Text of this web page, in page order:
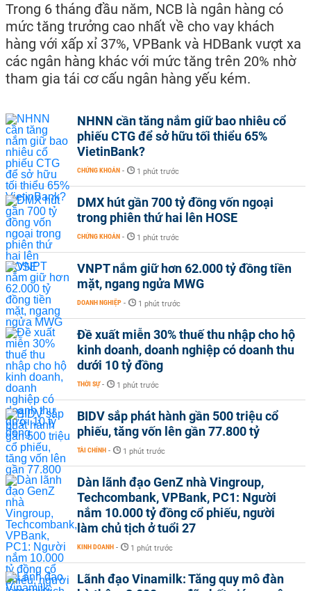
Trong 6 tháng đầu năm, NCB là ngân hàng có
mức tăng trưởng cao nhất về cho vay khách
hàng với xấp xỉ 37%, VPBank và HDBank vượt xa
các ngân hàng khác với mức tăng trên 20% nhờ
tham gia tái cơ cấu ngân hàng yếu kém.
NHNN cần tăng nắm giữ bao nhiêu cổ
phiếu CTG để sở hữu tối thiểu 65%
VietinBank?
CHỨNG KHOÁN - 1 phút trước
DMX hút gần 700 tỷ đồng vốn ngoại
trong phiên thứ hai lên HOSE
CHỨNG KHOÁN - 1 phút trước
VNPT nắm giữ hơn 62.000 tỷ đồng tiền
mặt, ngang ngửa MWG
DOANH NGHIỆP - 1 phút trước
Đề xuất miễn 30% thuế thu nhập cho hộ
kinh doanh, doanh nghiệp có doanh thu
dưới 10 tỷ đồng
THỜI SỰ - 1 phút trước
BIDV sắp phát hành gần 500 triệu cổ
phiếu, tăng vốn lên gần 77.800 tỷ
TÀI CHÍNH - 1 phút trước
Dàn lãnh đạo GenZ nhà Vingroup,
Techcombank, VPBank, PC1: Người
nắm 10.000 tỷ đồng cổ phiếu, người
làm chủ tịch ở tuổi 27
KINH DOANH - 1 phút trước
Lãnh đạo Vinamilk: Tăng quy mô đàn